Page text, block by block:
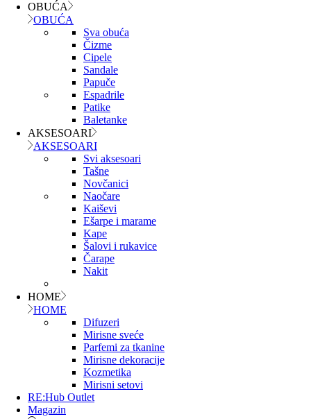
OBUĆA
OBUĆA
Sva obuća
Čizme
Cipele
Sandale
Papuče
Espadrile
Patike
Baletanke
AKSESOARI
AKSESOARI
Svi aksesoari
Tašne
Novčanici
Naočare
Kaiševi
Ešarpe i marame
Kape
Šalovi i rukavice
Čarape
Nakit
HOME
HOME
Difuzeri
Mirisne sveće
Parfemi za tkanine
Mirisne dekoracije
Kozmetika
Mirisni setovi
RE:Hub Outlet
Magazin